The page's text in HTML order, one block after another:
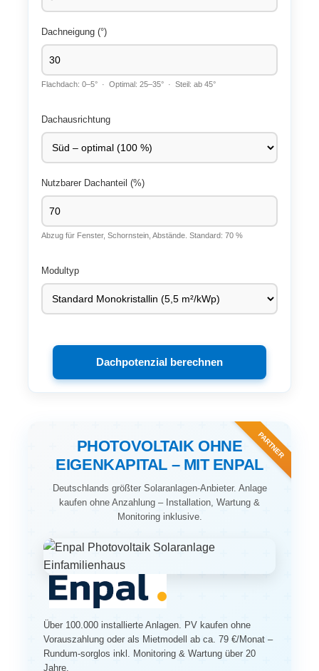
Dachneigung (°)
Flachdach: 0–5° · Optimal: 25–35° · Steil: ab 45°
Dachausrichtung
Nutzbarer Dachanteil (%)
Abzug für Fenster, Schornstein, Abstände. Standard: 70 %
Modultyp
Dachpotenzial berechnen
PARTNER
PHOTOVOLTAIK OHNE
EIGENKAPITAL – MIT ENPAL
Deutschlands größter Solaranlagen-Anbieter. Anlage
kaufen ohne Anzahlung – Installation, Wartung &
Monitoring inklusive.
Über 100.000 installierte Anlagen. PV kaufen ohne
Vorauszahlung oder als Mietmodell ab ca. 79 €/Monat –
Rundum-sorglos inkl. Monitoring & Wartung über 20
Jahre.